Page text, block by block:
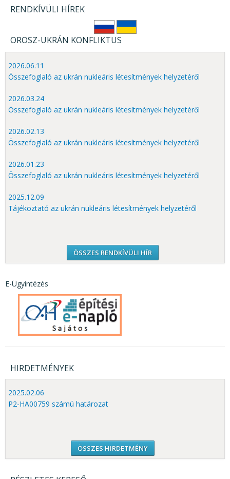
RENDKÍVÜLI HÍREK
OROSZ-UKRÁN KONFLIKTUS
2026.06.11
Összefoglaló az ukrán nukleáris létesítmények helyzetéről
2026.03.24
Összefoglaló az ukrán nukleáris létesítmények helyzetéről
2026.02.13
Összefoglaló az ukrán nukleáris létesítmények helyzetéről
2026.01.23
Összefoglaló az ukrán nukleáris létesítmények helyzetéről
2025.12.09
Tájékoztató az ukrán nukleáris létesítmények helyzetéről
ÖSSZES RENDKÍVÜLI HÍR
E-Ügyintézés
HIRDETMÉNYEK
2025.02.06
P2-HA00759 számú határozat
ÖSSZES HIRDETMÉNY